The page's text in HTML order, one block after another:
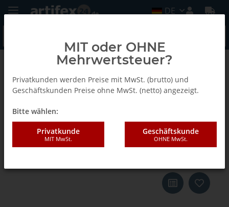
DE
Zurück zur Liste Abdeckkappen 90°
Lamello Clamex Abdeckkappe,
5000 Stück RAL 9011
graphitschwarz
MIT oder OHNE
Mehrwertsteuer?
Privatkunden werden Preise mit MwSt. (brutto) und
Geschäftskunden Preise ohne MwSt. (netto) angezeigt.
Bitte wählen:
Privatkunde
MIT MwSt.
Geschäftskunde
OHNE MwSt.